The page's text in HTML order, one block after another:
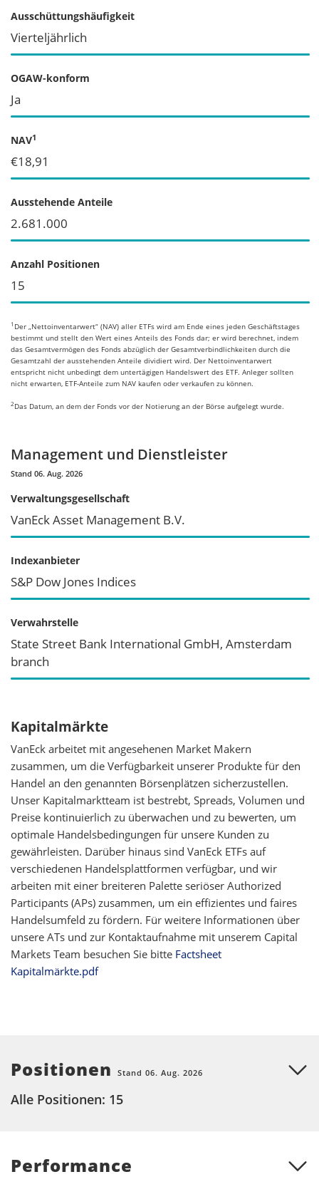
Ausschüttungshäufigkeit
Vierteljährlich
OGAW-konform
Ja
NAV1
€18,91
Ausstehende Anteile
2.681.000
Anzahl Positionen
15
1 Der „Nettoinventarwert“ (NAV) aller ETFs wird am Ende eines jeden Geschäftstages
bestimmt und stellt den Wert eines Anteils des Fonds dar; er wird berechnet, indem
das Gesamtvermögen des Fonds abzüglich der Gesamtverbindlichkeiten durch die
Gesamtzahl der ausstehenden Anteile dividiert wird. Der Nettoinventarwert
entspricht nicht unbedingt dem untertägigen Handelswert des ETF. Anleger sollten
nicht erwarten, ETF-Anteile zum NAV kaufen oder verkaufen zu können.
2 Das Datum, an dem der Fonds vor der Notierung an der Börse aufgelegt wurde.
Management und Dienstleister
Stand 06. Aug. 2026
Verwaltungsgesellschaft
VanEck Asset Management B.V.
Indexanbieter
S&P Dow Jones Indices
Verwahrstelle
State Street Bank International GmbH, Amsterdam
branch
Kapitalmärkte
VanEck arbeitet mit angesehenen Market Makern
zusammen, um die Verfügbarkeit unserer Produkte für den
Handel an den genannten Börsenplätzen sicherzustellen.
Unser Kapitalmarktteam ist bestrebt, Spreads, Volumen und
Preise kontinuierlich zu überwachen und zu bewerten, um
optimale Handelsbedingungen für unsere Kunden zu
gewährleisten. Darüber hinaus sind VanEck ETFs auf
verschiedenen Handelsplattformen verfügbar, und wir
arbeiten mit einer breiteren Palette seriöser Authorized
Participants (APs) zusammen, um ein effizientes und faires
Handelsumfeld zu fördern. Für weitere Informationen über
unsere ATs und zur Kontaktaufnahme mit unserem Capital
Markets Team besuchen Sie bitte Factsheet
Kapitalmärkte.pdf
Positionen Stand 06. Aug. 2026
Alle Positionen: 15
Performance